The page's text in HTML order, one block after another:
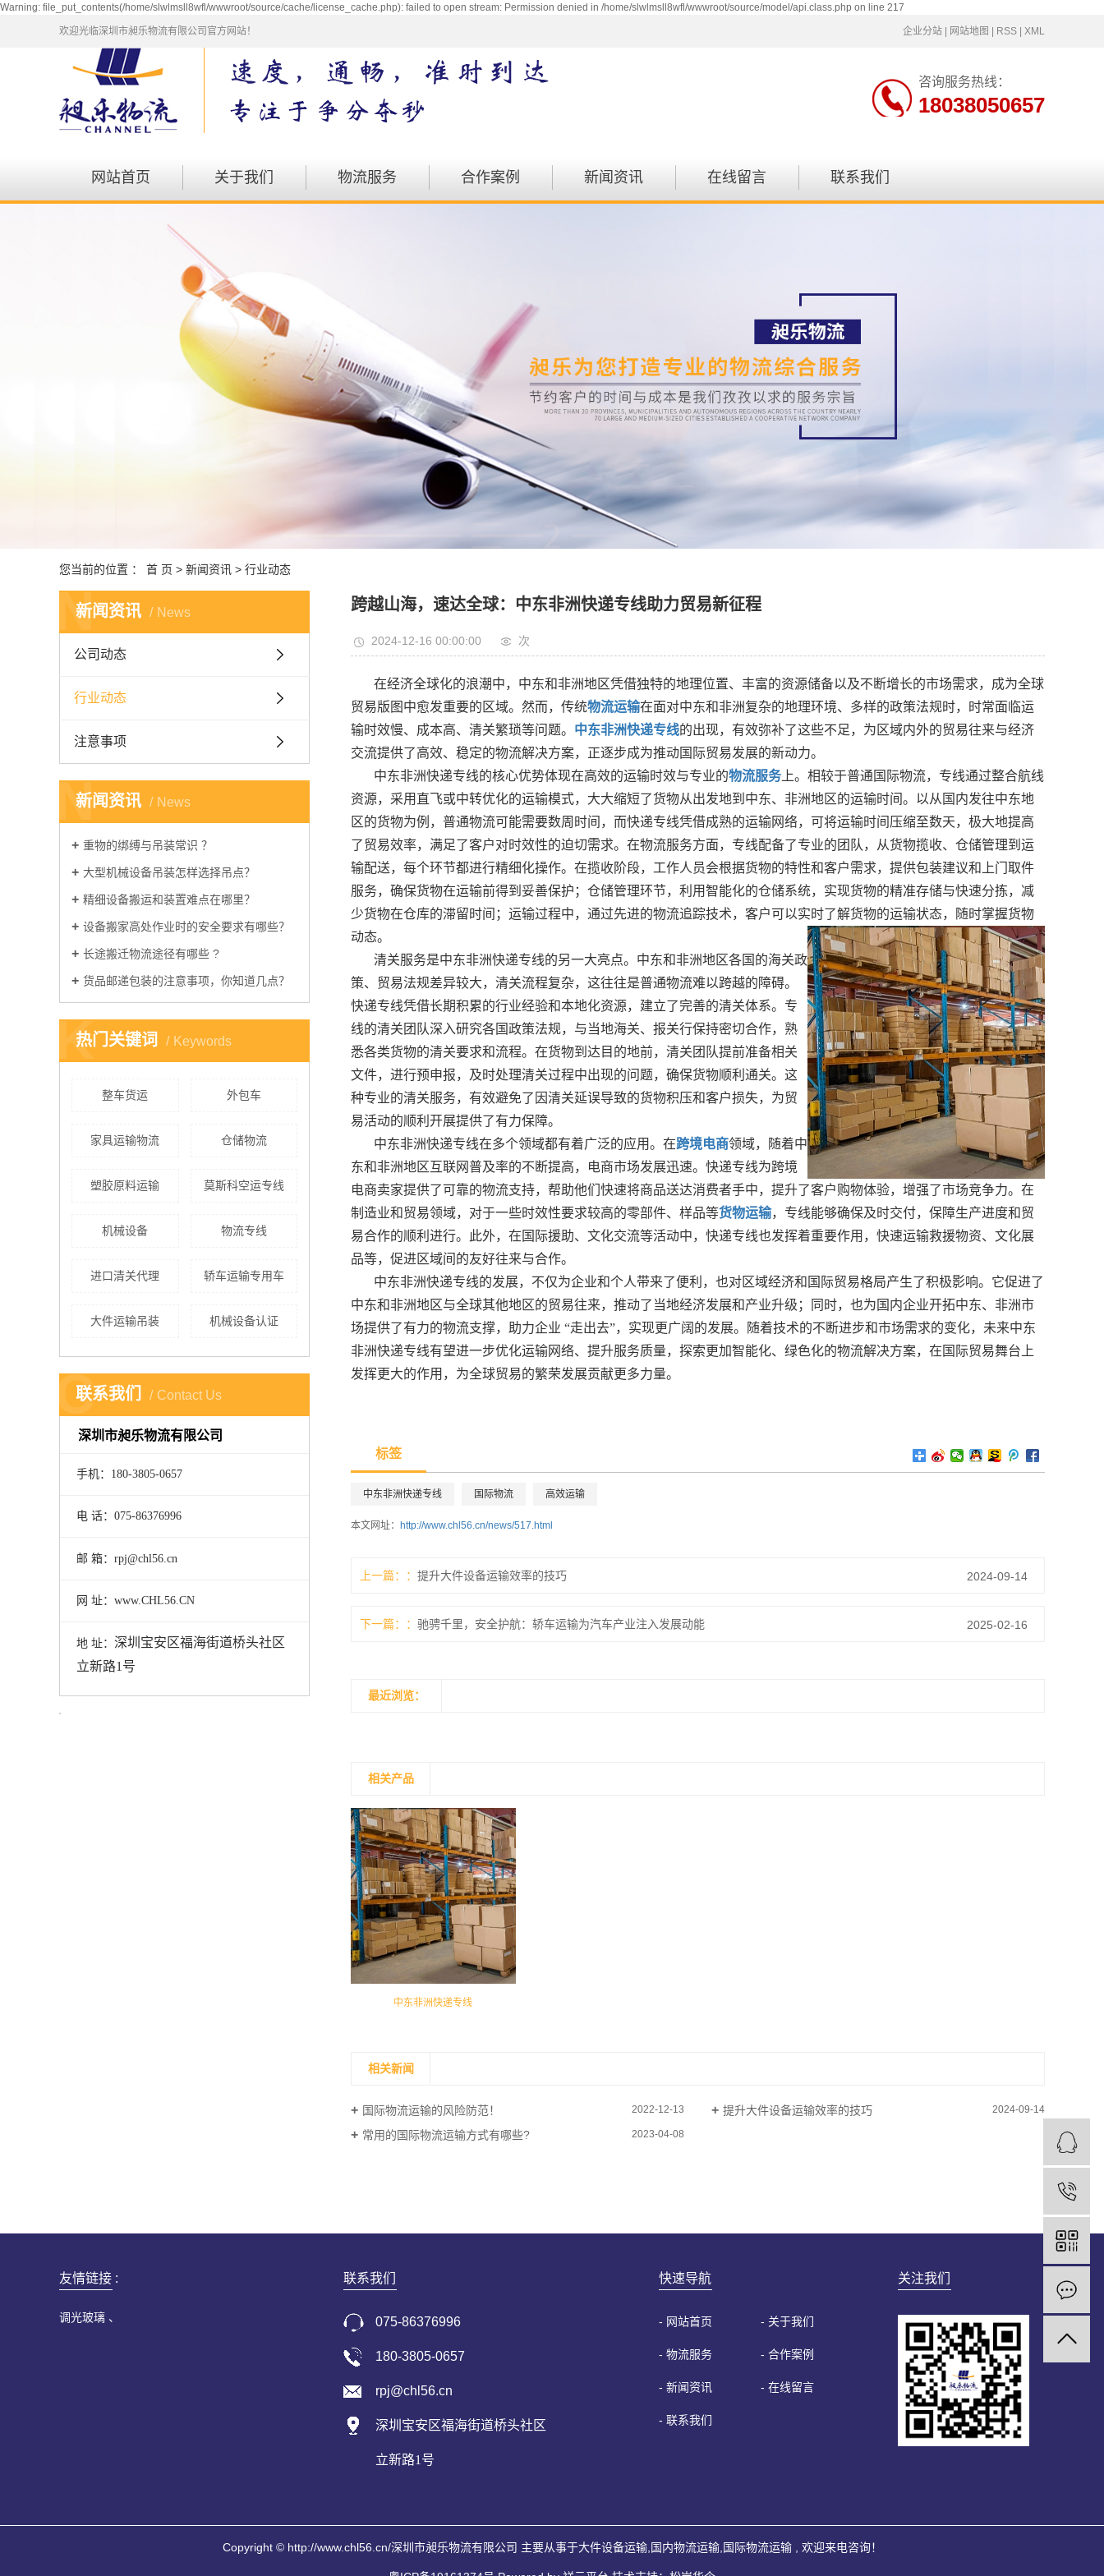
Warning: file_put_contents(/home/slwlmsll8wfl/wwwroot/source/cache/license_cache.php): failed to open stream: Permission denied in /home/slwlmsll8wfl/wwwroot/source/model/api.class.php on line 217
欢迎光临深圳市昶乐物流有限公司官方网站！ 企业分站 网站地图 RSS XML
咨询服务热线：
18038050657
网站首页 关于我们
资质荣誉
发展历程
物流服务
航空运输
跨境电商
深港运输
报关报检
商品车运输
国内监管车运输
中东非洲快递专线
合作案例 新闻资讯 在线留言 联系我们
您当前的位置 ： 首 页 > 新闻资讯 > 行业动态
新闻资讯 News
N
公司动态
行业动态
注意事项
新闻资讯 News
N
重物的绑缚与吊装常识 ？​
大型机械设备吊装怎样选择吊点？
精细设备搬运和装置难点在哪里？ ​
设备搬家高处作业时的安全要求有哪些？
长途搬迁物流途径有哪些 ​?
货品邮递包装的注意事项，你知道几点？ ​
热门关键词 Keywords
K
整车货运 外包车
家具运输物流 仓储物流
塑胶原料运输 莫斯科空运专线
机械设备 物流专线
进口清关代理 轿车运输专用车
大件运输吊装 机械设备认证
联系我们 Contact Us
C
深圳市昶乐物流有限公司
手机：180-3805-0657
电 话：075-86376996
邮 箱：rpj@chl56.cn
网 址：www.CHL56.CN
地 址： 深圳宝安区福海街道桥头社区
立新路1号
跨越山海，速达全球：中东非洲快递专线助力贸易新征程
2024-12-16 00:00:00 次
在经济全球化的浪潮中，中东和非洲地区凭借独特的地理位置、丰富的资源储备以及不断增长的市场需求，成为全球
贸易版图中愈发重要的区域。然而，传统物流运输在面对中东和非洲复杂的地理环境、多样的政策法规时，时常面临运
输时效慢、成本高、清关繁琐等问题。 中东非洲快递专线的出现，有效弥补了这些不足，为区域内外的贸易往来与经济
交流提供了高效、稳定的物流解决方案，正逐步成为推动国际贸易发展的新动力。
中东非洲快递专线的核心优势体现在高效的运输时效与专业的物流服务 上。相较于普通国际物流，专线通过整合航线
资源，采用直飞或中转优化的运输模式，大大缩短了货物从出发地到中东、非洲地区的运输时间。以从国内发往中东地
区的货物为例，普通物流可能需要数周时间，而快递专线凭借成熟的运输网络，可将运输时间压缩至数天，极大地提高
了贸易效率，满足了客户对时效性的迫切需求。在物流服务方面，专线配备了专业的团队，从货物揽收、仓储管理到运
输配送，每个环节都进行精细化操作。在揽收阶段，工作人员会根据货物的特性和客户需求，提供包装建议和上门取件
服务，确保货物在运输前得到妥善保护；仓储管理环节，利用智能化的仓储系统，实现货物的精准存储与快速分拣，减
少货物在仓库的滞留时间；运输过程中，通过先进的物流追踪技术，客户可以实时了解货物的运输状态，随时掌握货物
动态。
清关服务是中东非洲快递专线的另一大亮点。中东和非洲地区各国的海关政
策、贸易法规差异较大，清关流程复杂，这往往是普通物流难以跨越的障碍。
快递专线凭借长期积累的行业经验和本地化资源，建立了完善的清关体系。专
线的清关团队深入研究各国政策法规，与当地海关、报关行保持密切合作，熟
悉各类货物的清关要求和流程。在货物到达目的地前，清关团队提前准备相关
文件，进行预申报，及时处理清关过程中出现的问题，确保货物顺利通关。这
种专业的清关服务，有效避免了因清关延误导致的货物积压和客户损失，为贸
易活动的顺利开展提供了有力保障。
中东非洲快递专线在多个领域都有着广泛的应用。在跨境电商领域，随着中
东和非洲地区互联网普及率的不断提高，电商市场发展迅速。快递专线为跨境
电商卖家提供了可靠的物流支持，帮助他们快速将商品送达消费者手中，提升了客户购物体验，增强了市场竞争力。在
制造业和贸易领域，对于一些时效性要求较高的零部件、样品等货物运输，专线能够确保及时交付，保障生产进度和贸
易合作的顺利进行。此外，在国际援助、文化交流等活动中，快递专线也发挥着重要作用，快速运输救援物资、文化展
品等，促进区域间的友好往来与合作。
中东非洲快递专线的发展，不仅为企业和个人带来了便利，也对区域经济和国际贸易格局产生了积极影响。它促进了
中东和非洲地区与全球其他地区的贸易往来，推动了当地经济发展和产业升级；同时，也为国内企业开拓中东、非洲市
场提供了有力的物流支撑，助力企业 “走出去”，实现更广阔的发展。随着技术的不断进步和市场需求的变化，未来中东
非洲快递专线有望进一步优化运输网络、提升服务质量，探索更加智能化、绿色化的物流解决方案，在国际贸易舞台上
发挥更大的作用，为全球贸易的繁荣发展贡献更多力量。
标签
中东非洲快递专线 国际物流 高效运输
本文网址： http://www.chl56.cn/news/517.html
上一篇： 提升大件设备运输效率的技巧 2024-09-14
下一篇： 驰骋千里，安全护航：轿车运输为汽车产业注入发展动能 2025-02-16
最近浏览：
相关产品
中东非洲快递专线
相关新闻
国际物流运输的风险防范！ 2022-12-13 提升大件设备运输效率的技巧 2024-09-14
常用的国际物流运输方式有哪些? 2023-04-08
友情链接 :
调光玻璃
联系我们
075-86376996
180-3805-0657
rpj@chl56.cn
深圳宝安区福海街道桥头社区
立新路1号
快速导航
- 网站首页 - 关于我们
- 物流服务 - 合作案例
- 新闻资讯 - 在线留言
- 联系我们
关注我们
Copyright © http://www.chl56.cn/深圳市昶乐物流有限公司 主要从事于大件设备运输,国内物流运输,国际物流运输, 欢迎来电咨询！